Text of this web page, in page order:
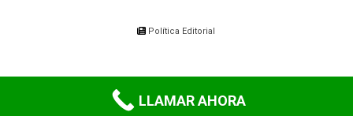
Política Editorial
LLAMAR AHORA